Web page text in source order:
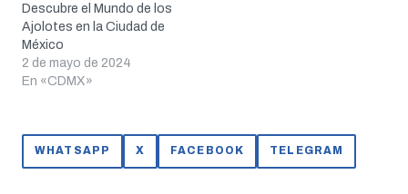
Descubre el Mundo de los
Ajolotes en la Ciudad de
México
2 de mayo de 2024
En «CDMX»
WHATSAPP X FACEBOOK TELEGRAM